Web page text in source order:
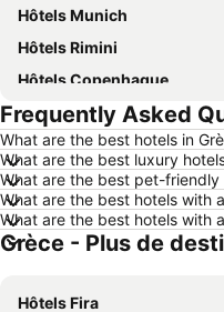
Hôtels Munich
Hôtels Rimini
Hôtels Copenhague
Hôtels Palma
Hôtels Berne
Hôtels Nice
Hôtels Interlaken
Hôtels Bâle
Hôtels Ibiza
Frequently Asked
What are the best hotels in
What are the best luxury
What are the best pet-friendly
What are the best hotels with
What are the best hotels with
Grèce - Plus de
Hôtels Fira